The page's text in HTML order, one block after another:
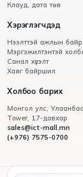
Клауд, дата төв
Хэрэглэгчдэд
Нээлттэй ажлын байр
Мэргэжилтэнтэй
Санал хүсэлт
Хаяг байршил
Холбоо барих
Монгол улс,
Tower, 17-давхар
sales@ict-mall.mn
(+976) 7575-0700